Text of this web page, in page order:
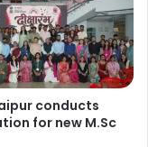
conducts
for new M.Sc